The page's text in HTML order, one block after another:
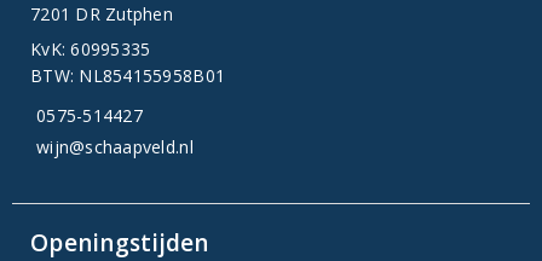
7201 DR Zutphen
KvK: 60995335
BTW: NL854155958B01
0575-514427
wijn@schaapveld.nl
Openingstijden